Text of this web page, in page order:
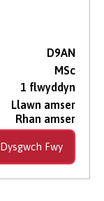
D9AN
MSc
1 flwyddyn
Llawn amser
Rhan amser
Dysgwch Fwy